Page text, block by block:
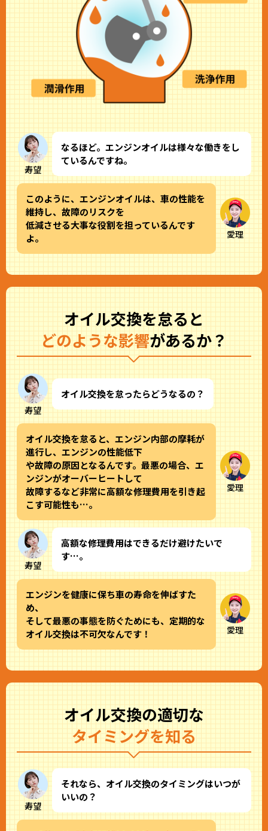
寿望
なるほど。エンジンオイルは様々な働きをし
ているんですね。
愛理
このように、エンジンオイルは、車の性能を
維持し、故障のリスクを
低減させる大事な役割を担っているんです
よ。
オイル交換を怠ると
どのような影響があるか？
寿望
オイル交換を怠ったらどうなるの？
愛理
オイル交換を怠ると、エンジン内部の摩耗が
進行し、エンジンの性能低下
や故障の原因となるんです。最悪の場合、エ
ンジンがオーバーヒートして
故障するなど非常に高額な修理費用を引き起
こす可能性も…。
寿望
高額な修理費用はできるだけ避けたいで
す…。
愛理
エンジンを健康に保ち車の寿命を伸ばすた
め、
そして最悪の事態を防ぐためにも、定期的な
オイル交換は不可欠なんです！
オイル交換の適切な
タイミングを知る
寿望
それなら、オイル交換のタイミングはいつが
いいの？